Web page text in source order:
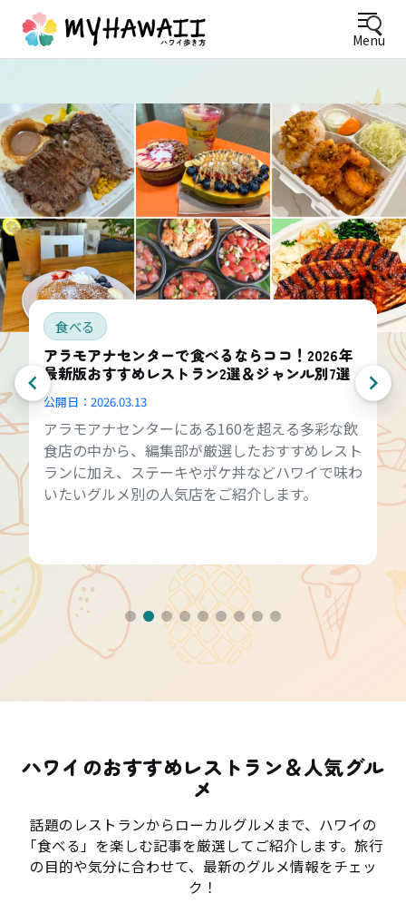
Menu
食べる
アラモアナセンターで食べるならココ！2026年
最新版おすすめレストラン2選＆ジャンル別7選
公開日： 2026.03.13
アラモアナセンターにある160を超える多彩な飲
食店の中から、編集部が厳選したおすすめレスト
ランに加え、ステーキやポケ丼などハワイで味わ
いたいグルメ別の人気店をご紹介します。
ハワイのおすすめレストラン＆人気グル
メ
話題のレストランからローカルグルメまで、ハワイの
「食べる」を楽しむ記事を厳選してご紹介します。旅行
の目的や気分に合わせて、最新のグルメ情報をチェッ
ク！